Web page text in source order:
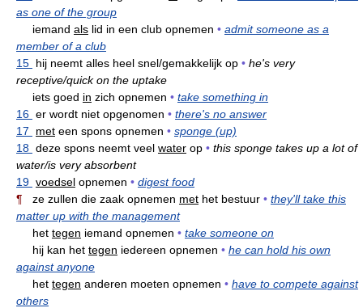
as one of the group
iemand als lid in een club opnemen • admit someone as a
member of a club
15 hij neemt alles heel snel/gemakkelijk op • he's very
receptive/quick on the uptake
iets goed in zich opnemen • take something in
16 er wordt niet opgenomen • there's no answer
17
met een spons opnemen • sponge (up)
18 deze spons neemt veel water op • this sponge takes up a lot of
water/is very absorbent
19 voedsel opnemen • digest food
¶ ze zullen die zaak opnemen met het bestuur • they'll take this
matter up with the management
het tegen iemand opnemen • take someone on
hij kan het tegen iedereen opnemen • he can hold his own
against anyone
het tegen anderen moeten opnemen • have to compete against
others